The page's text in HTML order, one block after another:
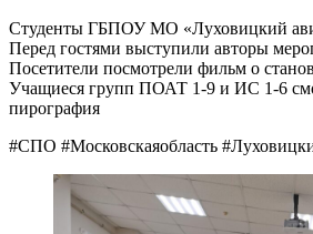
Студенты ГБПОУ МО «Луховицкий
Перед гостями выступили авторы
Посетители посмотрели фильм о
Учащиеся групп ПОАТ 1-9 и ИС 1-6
пирография
#СПО #Московскаяобласть